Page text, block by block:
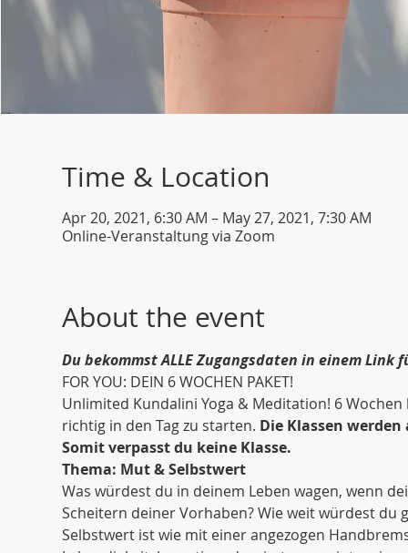
Time & Location
Apr 20, 2021, 6:30 AM – May 27, 2021, 7:30 AM
Online-Veranstaltung via Zoom
About the event
Du bekommst ALLE Zugangsdaten in einem Link
FOR YOU: DEIN 6 WOCHEN PAKET!
Unlimited Kundalini Yoga & Meditation! 6
richtig in den Tag zu starten. Die Klassen
Somit verpasst du keine Klasse.
Thema: Mut & Selbstwert
Was würdest du in deinem Leben wagen, wenn
Scheitern deiner Vorhaben? Wie weit würdest
Selbstwert ist wie mit einer angezogen